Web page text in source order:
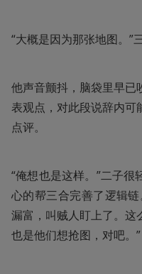
“大概是因为那张地图。”
他声音颤抖，脑袋里早已
表观点，对此段说辞内可
点评。
“俺想也是这样。”二子
心的帮三合完善了逻辑
漏富，叫贼人盯上了。
也是他们想抢图，对吧。”